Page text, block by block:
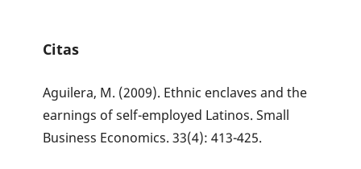
Citas
Aguilera, M. (2009). Ethnic enclaves and the
earnings of self-employed Latinos. Small
Business Economics. 33(4): 413-425.